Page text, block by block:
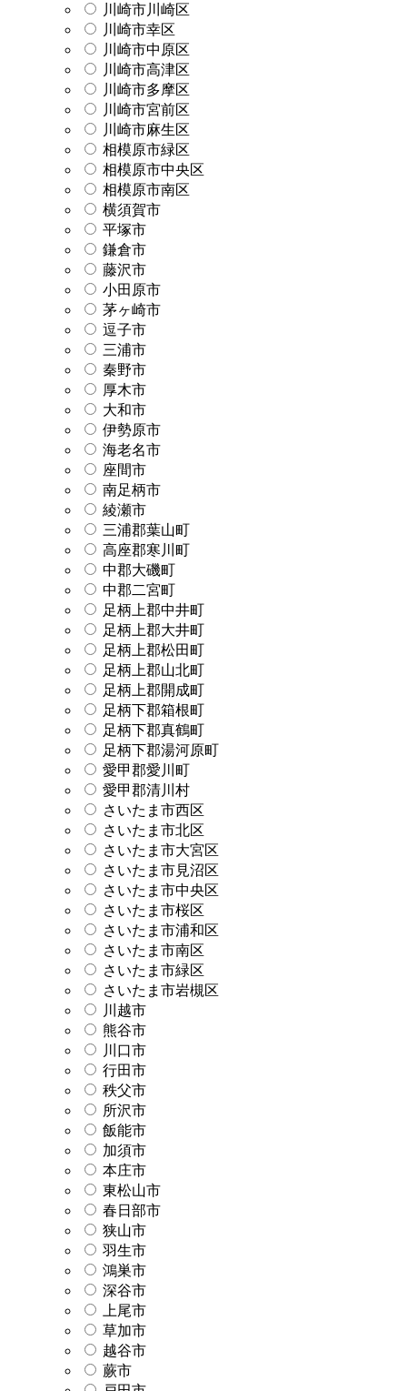
川崎市川崎区
川崎市幸区
川崎市中原区
川崎市高津区
川崎市多摩区
川崎市宮前区
川崎市麻生区
相模原市緑区
相模原市中央区
相模原市南区
横須賀市
平塚市
鎌倉市
藤沢市
小田原市
茅ヶ崎市
逗子市
三浦市
秦野市
厚木市
大和市
伊勢原市
海老名市
座間市
南足柄市
綾瀬市
三浦郡葉山町
高座郡寒川町
中郡大磯町
中郡二宮町
足柄上郡中井町
足柄上郡大井町
足柄上郡松田町
足柄上郡山北町
足柄上郡開成町
足柄下郡箱根町
足柄下郡真鶴町
足柄下郡湯河原町
愛甲郡愛川町
愛甲郡清川村
さいたま市西区
さいたま市北区
さいたま市大宮区
さいたま市見沼区
さいたま市中央区
さいたま市桜区
さいたま市浦和区
さいたま市南区
さいたま市緑区
さいたま市岩槻区
川越市
熊谷市
川口市
行田市
秩父市
所沢市
飯能市
加須市
本庄市
東松山市
春日部市
狭山市
羽生市
鴻巣市
深谷市
上尾市
草加市
越谷市
蕨市